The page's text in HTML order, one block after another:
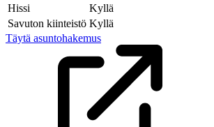
Hissi
Kyllä
Savuton kiinteistö Kyllä
Täytä asuntohakemus